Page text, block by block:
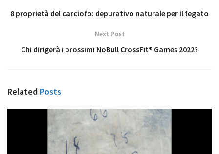
8 proprietà del carciofo: depurativo naturale per il fegato
Next Post
Chi dirigerà i prossimi NoBull CrossFit® Games 2022?
Related Posts